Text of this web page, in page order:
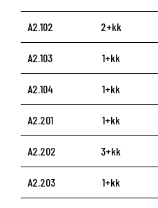
A2.102 2+kk
A2.103 1+kk
A2.104 1+kk
A2.201 1+kk
A2.202 3+kk
A2.203 1+kk